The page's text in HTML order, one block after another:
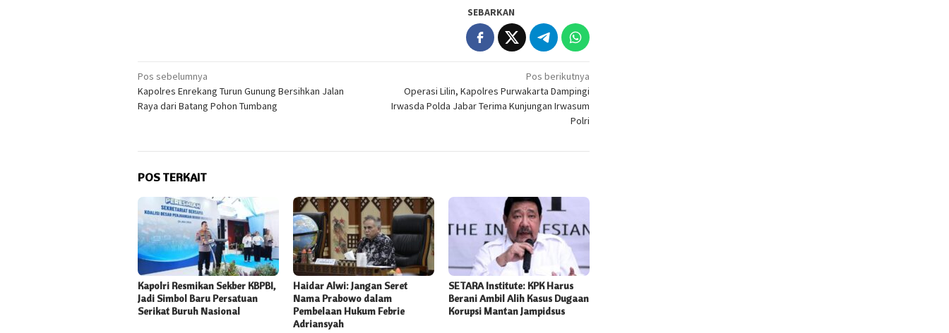
SEBARKAN
Navigasi
pos
Pos sebelumnya
Kapolres Enrekang Turun Gunung Bersihkan Jalan
Raya dari Batang Pohon Tumbang
Pos berikutnya
Operasi Lilin, Kapolres Purwakarta Dampingi
Irwasda Polda Jabar Terima Kunjungan Irwasum
Polri
POS TERKAIT
Kapolri Resmikan Sekber KBPBI,
Jadi Simbol Baru Persatuan
Serikat Buruh Nasional
Haidar Alwi: Jangan Seret
Nama Prabowo dalam
Pembelaan Hukum Febrie
Adriansyah
SETARA Institute: KPK Harus
Berani Ambil Alih Kasus Dugaan
Korupsi Mantan Jampidsus